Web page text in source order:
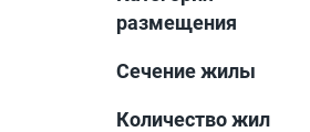
размещения
Сечение жилы
Количество жил